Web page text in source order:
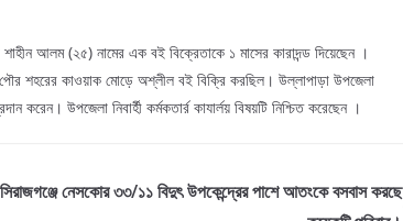
আলম (২৫) নামের এক বই বিক্রেতাকে ১ মাসের কারাদন্ড দিয়েছেন ।
শহরের কাওয়াক মোড়ে অশ্লীল বই বিক্রি করছিল। উল্লাপাড়া উপজেলা
করেন। উপজেলা নিবার্হী কর্মকতার্র কাযার্লয় বিষয়টি নিশ্চিত করেছেন ।
সিরাজগঞ্জে নেসকোর ৩৩/১১ বিদুৎ উপকেন্দ্রের পাশে আতংকে বসবাস করছে